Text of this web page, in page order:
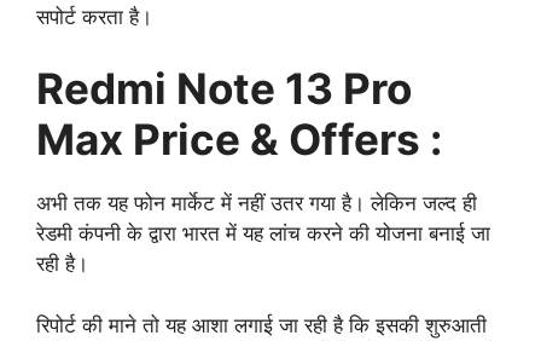
सपोर्ट करता है।
Redmi Note 13 Pro
Max Price & Offers :
अभी तक यह फोन मार्केट में नहीं उतर गया है। लेकिन जल्द ही
रेडमी कंपनी के द्वारा भारत में यह लांच करने की योजना बनाई जा
रही है।
रिपोर्ट की माने तो यह आशा लगाई जा रही है कि इसकी शुरुआती